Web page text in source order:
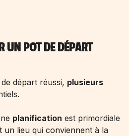
UN POT DE DÉPART
départ réussi, plusieurs
planification est primordiale
un lieu qui conviennent à la